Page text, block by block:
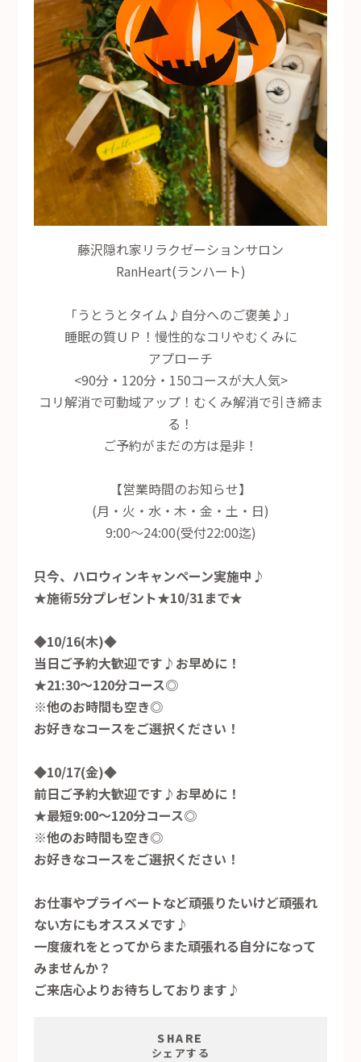
藤沢隠れ家リラクゼーションサロン
RanHeart(ランハート)
「うとうとタイム♪自分へのご褒美♪」
睡眠の質ＵＰ！慢性的なコリやむくみに
アプローチ
<90分・120分・150コースが大人気>
コリ解消で可動域アップ！むくみ解消で引き締ま
る！
ご予約がまだの方は是非！
【営業時間のお知らせ】
(月・火・水・木・金・土・日)
9:00～24:00(受付22:00迄)
只今、ハロウィンキャンペーン実施中♪
★施術5分プレゼント★10/31まで★
◆10/16(木)◆
当日ご予約大歓迎です♪お早めに！
★21:30～120分コース◎
※他のお時間も空き◎
お好きなコースをご選択ください！
◆10/17(金)◆
前日ご予約大歓迎です♪お早めに！
★最短9:00～120分コース◎
※他のお時間も空き◎
お好きなコースをご選択ください！
お仕事やプライベートなど頑張りたいけど頑張れ
ない方にもオススメです♪
一度疲れをとってからまた頑張れる自分になって
みませんか？
ご来店心よりお待ちしております♪
SHARE
シェアする